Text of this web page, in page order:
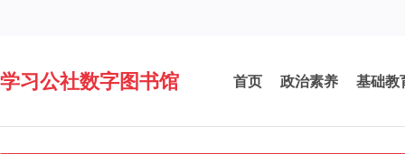
学习公社数字图书馆 首页 政治素养 基础教